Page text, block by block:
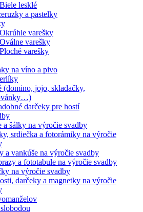
Biele lesklé
a pastelky
Okrúhle varešky
Oválne varešky
Ploché varešky
na víno a pivo
(domino, jojo, skladačky,
darčeky pre hostí
a šálky na výročie svadby
srdiečka a fotorámiky na výročie
a vankúše na výročie svadby
a fototabule na výročie svadby
na výročie svadby
darčeky a magnetky na výročie